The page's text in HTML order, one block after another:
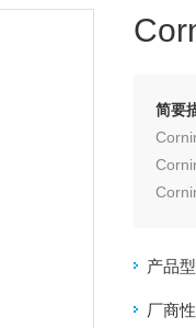
简要
产品型
厂商性